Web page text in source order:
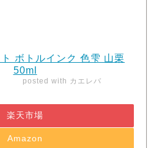
ボトルインク 色雫 山栗
50ml
posted with カエレバ
楽天市場
Amazon